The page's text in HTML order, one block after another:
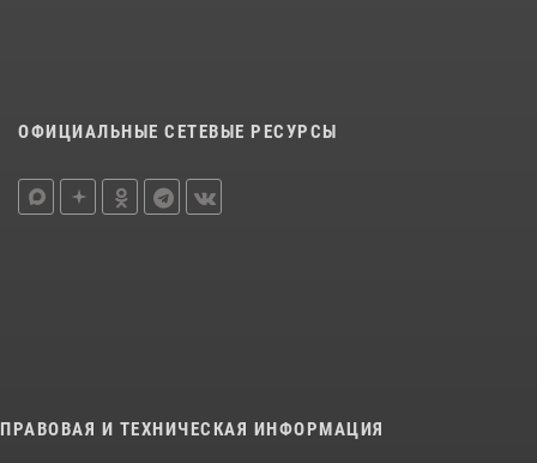
ОФИЦИАЛЬНЫЕ СЕТЕВЫЕ РЕСУРСЫ
ПРАВОВАЯ И ТЕХНИЧЕСКАЯ ИНФОРМАЦИЯ